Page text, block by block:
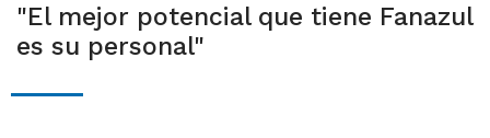
"El mejor potencial que tiene Fanazul
es su personal"